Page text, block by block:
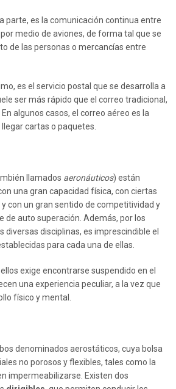
parte, es la comunicación continua entre
medio de aviones, de forma tal que se
de las personas o mercancías entre
es el servicio postal que se desarrolla a
ser más rápido que el correo tradicional,
algunos casos, el correo aéreo es la
cartas o paquetes.
llamados aeronáuticos) están
una gran capacidad física, con ciertas
con un gran sentido de competitividad y
de auto superación. Además, por los
diversas disciplinas, es imprescindible el
para cada una de ellas.
exige encontrarse suspendido en el
una experiencia peculiar, a la vez que
físico y mental.
denominados aerostáticos, cuya bolsa
no porosos y flexibles, tales como la
impermeabilizarse. Existen dos